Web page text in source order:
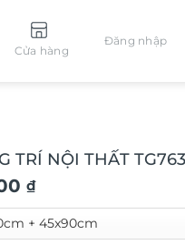
Cửa hàng
Đăng nhập
TRÍ NỘI THẤT TG763
₫